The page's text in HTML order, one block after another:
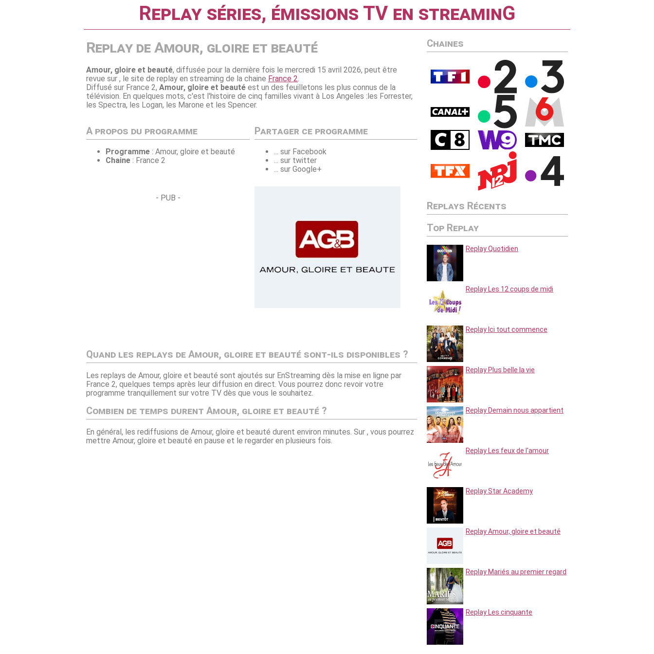
Replay séries, émissions TV en streaminG
Replay de Amour, gloire et beauté
Amour, gloire et beauté, diffusée pour la dernière fois le mercredi 15 avril 2026, peut être
revue sur , le site de replay en streaming de la chaine France 2.
Diffusé sur France 2, Amour, gloire et beauté est un des feuilletons les plus connus de la
télévision. En quelques mots, c'est l'histoire de cinq familles vivant à Los Angeles :les Forrester,
les Spectra, les Logan, les Marone et les Spencer.
A propos du programme
Programme : Amour, gloire et beauté
Chaine : France 2
Partager ce programme
... sur Facebook
... sur twitter
... sur Google+
- PUB -
Quand les replays de Amour, gloire et beauté sont-ils disponibles ?
Les replays de Amour, gloire et beauté sont ajoutés sur EnStreaming dès la mise en ligne par
France 2, quelques temps après leur diffusion en direct. Vous pourrez donc revoir votre
programme tranquillement sur votre TV dès que vous le souhaitez.
Combien de temps durent Amour, gloire et beauté ?
En général, les rediffusions de Amour, gloire et beauté durent environ minutes. Sur , vous pourrez
mettre Amour, gloire et beauté en pause et le regarder en plusieurs fois.
Chaines
Replays Récents
Top Replay
Replay Quotidien
Replay Les 12 coups de midi
Replay Ici tout commence
Replay Plus belle la vie
Replay Demain nous appartient
Replay Les feux de l'amour
Replay Star Academy
Replay Amour, gloire et beauté
Replay Mariés au premier regard
Replay Les cinquante